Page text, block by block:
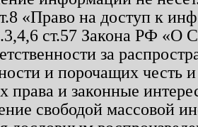
«Право на доступ к
ст.57 Закона РФ «О
за
и порочащих честь
и законные
свободой массовой